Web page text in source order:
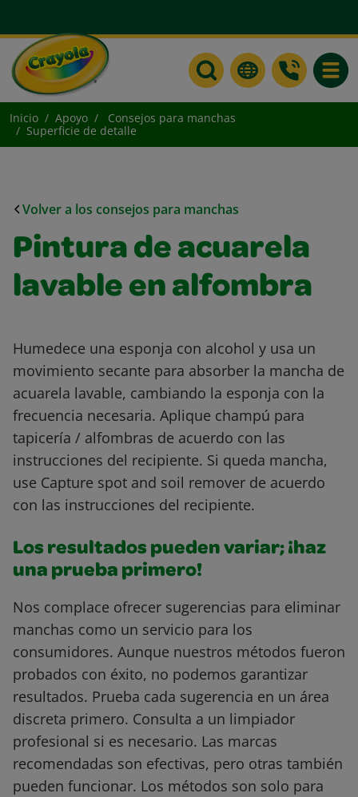
Inicio Apoyo
Consejos para manchas
Superficie de detalle
Volver a los consejos para manchas
Pintura de acuarela
lavable en alfombra
Humedece una esponja con alcohol y usa un
movimiento secante para absorber la mancha de
acuarela lavable, cambiando la esponja con la
frecuencia necesaria. Aplique champú para
tapicería / alfombras de acuerdo con las
instrucciones del recipiente. Si queda mancha,
use Capture spot and soil remover de acuerdo
con las instrucciones del recipiente.
Los resultados pueden variar; ¡haz
una prueba primero!
Nos complace ofrecer sugerencias para eliminar
manchas como un servicio para los
consumidores. Aunque nuestros métodos fueron
probados con éxito, no podemos garantizar
resultados. Prueba cada sugerencia en un área
discreta primero. Consulta a un limpiador
profesional si es necesario. Las marcas
recomendadas son efectivas, pero otras también
pueden funcionar. Los métodos son solo para